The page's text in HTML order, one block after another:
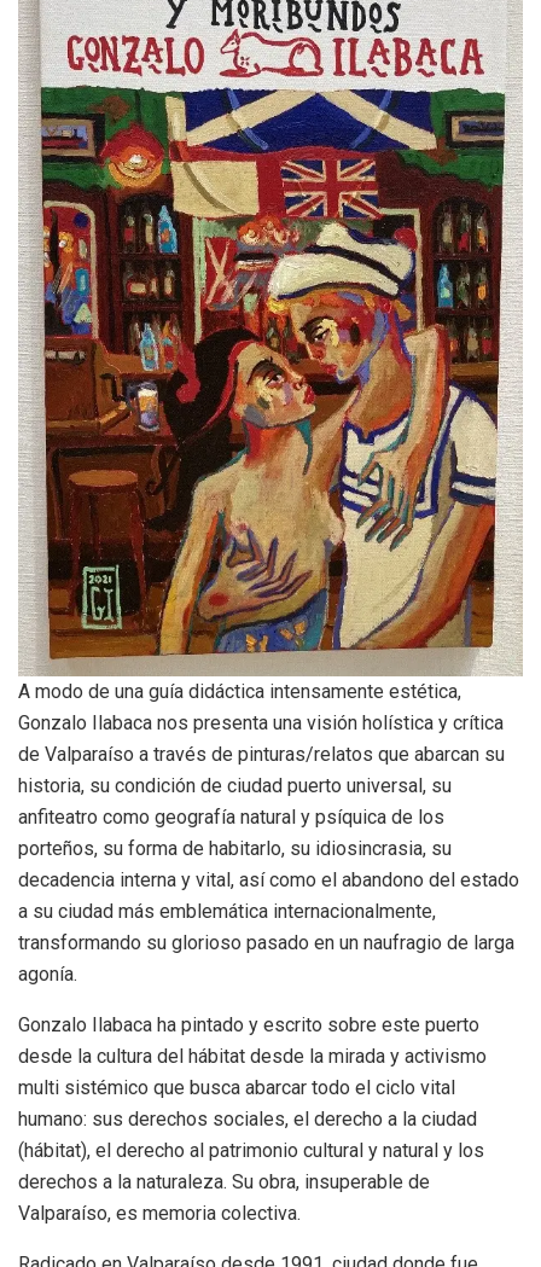
A modo de una guía didáctica intensamente estética,
Gonzalo Ilabaca nos presenta una visión holística y crítica
de Valparaíso a través de pinturas/relatos que abarcan su
historia, su condición de ciudad puerto universal, su
anfiteatro como geografía natural y psíquica de los
porteños, su forma de habitarlo, su idiosincrasia, su
decadencia interna y vital, así como el abandono del estado
a su ciudad más emblemática internacionalmente,
transformando su glorioso pasado en un naufragio de larga
agonía.
Gonzalo Ilabaca ha pintado y escrito sobre este puerto
desde la cultura del hábitat desde la mirada y activismo
multi sistémico que busca abarcar todo el ciclo vital
humano: sus derechos sociales, el derecho a la ciudad
(hábitat), el derecho al patrimonio cultural y natural y los
derechos a la naturaleza. Su obra, insuperable de
Valparaíso, es memoria colectiva.